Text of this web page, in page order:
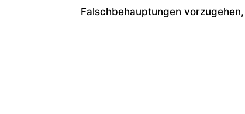
Falschbehauptungen